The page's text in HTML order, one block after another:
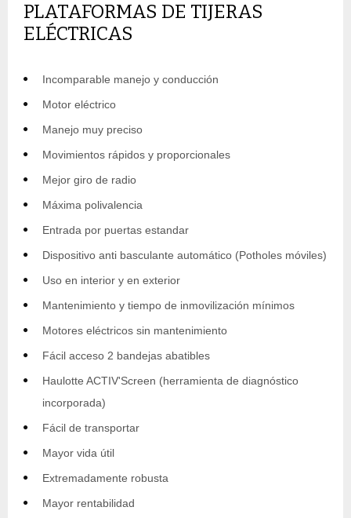
PLATAFORMAS DE TIJERAS
ELÉCTRICAS
Incomparable manejo y conducción
Motor eléctrico
Manejo muy preciso
Movimientos rápidos y proporcionales
Mejor giro de radio
Máxima polivalencia
Entrada por puertas estandar
Dispositivo anti basculante automático (Potholes móviles)
Uso en interior y en exterior
Mantenimiento y tiempo de inmovilización mínimos
Motores eléctricos sin mantenimiento
Fácil acceso 2 bandejas abatibles
Haulotte ACTIV'Screen (herramienta de diagnóstico
incorporada)
Fácil de transportar
Mayor vida útil
Extremadamente robusta
Mayor rentabilidad